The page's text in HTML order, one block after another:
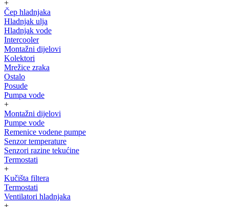
+
Čep hladnjaka
Hladnjak ulja
Hladnjak vode
Intercooler
Montažni dijelovi
Kolektori
Mrežice zraka
Ostalo
Posude
Pumpa vode
+
Montažni dijelovi
Pumpe vode
Remenice vodene pumpe
Senzor temperature
Senzori razine tekućine
Termostati
+
Kučišta filtera
Termostati
Ventilatori hladnjaka